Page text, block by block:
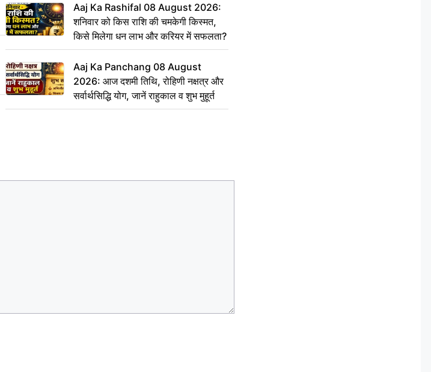
Aaj Ka Rashifal 08 August 2026:
शनिवार को किस राशि की चमकेगी किस्मत,
किसे मिलेगा धन लाभ और करियर में सफलता?
Aaj Ka Panchang 08 August
2026: आज दशमी तिथि, रोहिणी नक्षत्र और
सर्वार्थसिद्धि योग, जानें राहुकाल व शुभ मुहूर्त